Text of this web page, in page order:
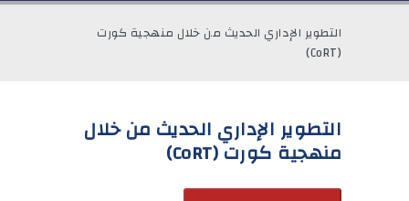
التطوير الإداري الحديث من خلال منهجية كورت
(CoRT)
التطوير الإداري الحديث من خلال
منهجية كورت (CoRT)